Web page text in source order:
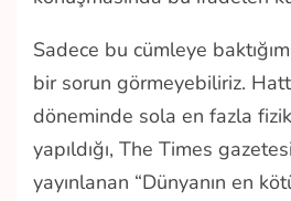
Sadece bu cümleye
bir sorun görmeyebiliriz.
döneminde sola en fazla
yapıldığı, The Times
yayınlanan “Dünyanın en